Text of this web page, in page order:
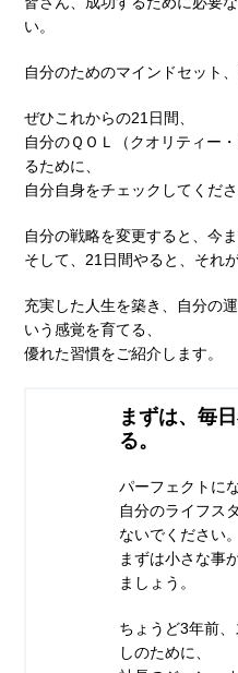
い。
自分のためのマインドセット
ぜひこれからの21日間、
自分のＱＯＬ（クオリティー
るために、
自分自身をチェックしてくださ
自分の戦略を変更すると、今
そして、21日間やると、それ
充実した人生を築き、自分の
いう感覚を育てる、
優れた習慣をご紹介します。
まずは、毎
る。
パーフェクトにな
自分のライフス
ないでください。
まずは小さな事
ましょう。
ちょうど3年前
しのために、